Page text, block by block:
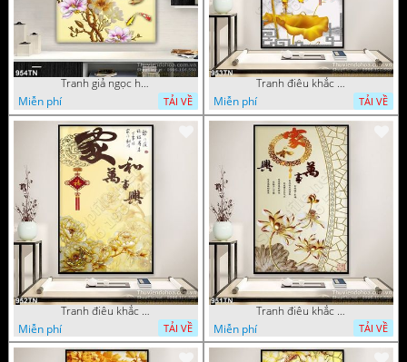
Tranh giả ngọc hoa mẫu trang trí
Miễn phí
TẢI VỀ
Tranh điêu khắc hoa mẫu đơn trang trí
Miễn phí
TẢI VỀ
Tranh điêu khắc gỗ hoa mẫu đơn trang trí
Miễn phí
TẢI VỀ
Tranh điêu khắc hoa sen thư pháp
Miễn phí
TẢI VỀ